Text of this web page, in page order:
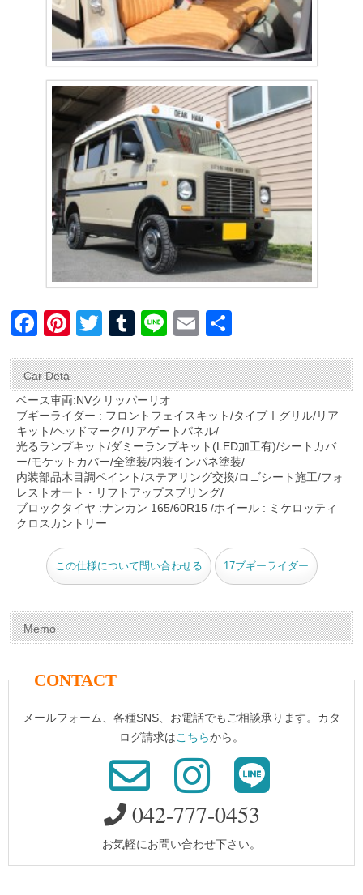
F
c
e
b
o
o
k
Pi
er
e
st
T
tt
er
T
m
bl
r
Li
e
E
ail
Car Deta
ベース車両:NVクリッパーリオ
ブギーライダー : フロントフェイスキット/タイプⅠグリル/リア
キット/ヘッドマーク/リアゲートパネル/
光るランプキット/ダミーランプキット(LED加工有)/シートカバ
ー/モケットカバー/全塗装/内装インパネ塗装/
内装部品木目調ペイント/ステアリング交換/ロゴシート施工/フォ
レストオート・リフトアップスプリング/
ブロックタイヤ :ナンカン 165/60R15 /ホイール : ミケロッティ
クロスカントリー
この仕様について問い合わせる 17ブギーライダー
Memo
CONTACT
メールフォーム、各種SNS、お電話でもご相談承ります。カタ
ログ請求はこちらから。
042-777-0453
お気軽にお問い合わせ下さい。